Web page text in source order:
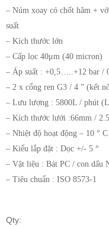
– Núm xoay có chốt hãm +
suất
– Kích thước lớn
– Cấp lọc 40μm (40 micron)
– Áp suất : +0,5…..+12 bar /
– 2 x cổng ren G3 / 4 ” (kết
– Lưu lượng : 5800L / phút
– Kích thước lưới :66mm /
– Nhiệt độ hoạt động – 10 °
– Kiểu lắp đặt : Dọc +/- 5 °
– Vật liệu : Bát PC / con dấu
– Tiêu chuẩn : ISO 8573-1
Qty: